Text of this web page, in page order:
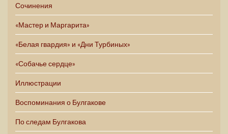
Сочинения
«Мастер и Маргарита»
«Белая гвардия» и «Дни Турбиных»
«Собачье сердце»
Иллюстрации
Воспоминания о Булгакове
По следам Булгакова